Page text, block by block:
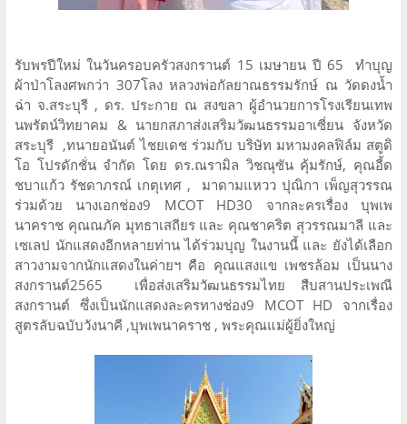
รับพรปีใหม่ ในวันครอบครัวสงกรานต์ 15 เมษายน ปี 65 ทำบุญ
ผ้าป่าโลงศพกว่า 307โลง หลวงพ่อกัลยาณธรรมรักษ์ ณ วัดดงน้ำ
ฉ่า จ.สระบุรี , ดร. ประกาย ณ สงขลา ผู้อำนวยการโรงเรียนเทพ
นพรัตน์วิทยาคม & นายกสภาส่งเสริมวัฒนธรรมอาเซี่ยน จังหวัด
สระบุรี ,ทนายอนันต์ ไชยเดช ร่วมกับ บริษัท มหามงคลฟิล์ม สตูดิ
โอ โปรดักชั่น จำกัด โดย ดร.ณรามิล วิชณุซัน คุ้มรักษ์, คุณอี้ด
ชบาแก้ว รัชดาภรณ์ เกตุเทศ , มาดามแหวว​ ปุณิกา เพ็ญ​สุวรรณ​
ร่วมด้วย นางเอกช่อง9 MCOT HD30 จากละครเรื่อง บุพเพ
นาคราช คุณณภัค มุทธาเสถียร และ คุณชาคริต สุวรรณมาลี และ
เซเลป นักแสดงอีกหลายท่าน ได้ร่วมบุญ ในงานนี้ และ ยังได้เลือก
สาวงามจากนักแสดงในค่ายฯ คือ คุณแสงแข เพชรล้อม เป็นนาง
สงกรานต์2565 เพื่อส่งเสริมวัฒนธรรมไทย สืบสานประเพณี
สงกรานต์ ซึ่งเป็นนักแสดงละครทางช่อง9 MCOT HD จากเรื่อง
สูตรลับฉบับวังนาคี ,บุพเพนาคราช , พระคุณแม่ผู้ยิ่งใหญ่